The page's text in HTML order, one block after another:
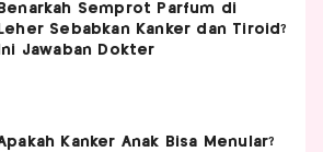
Benarkah Semprot Parfum di
Leher Sebabkan Kanker dan Tiroid?
Ini Jawaban Dokter
Kanker Anak Bisa Menular?